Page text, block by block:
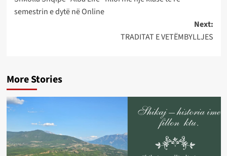
navigation
semestrin e dytë në Online
Next:
TRADITAT E VETËMBYLLJES
More Stories